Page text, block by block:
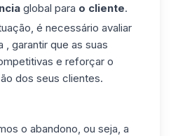
global para o cliente.
é necessário avaliar
garantir que as suas
e reforçar o
dos seus clientes.
o abandono, ou seja, a